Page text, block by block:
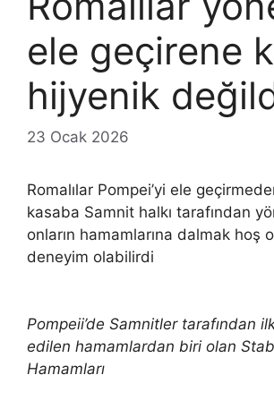
ele geçirene
hijyenik
23 Ocak 2026
Romalılar Pompei’yi ele
kasaba Samnit halkı tarafından
onların hamamlarına dalmak hoş
deneyim olabilirdi
Pompeii’de Samnitler tarafından
edilen hamamlardan biri olan
Hamamları